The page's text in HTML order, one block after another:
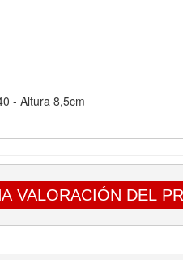
- Altura 8,5cm
VALORACIÓN DEL